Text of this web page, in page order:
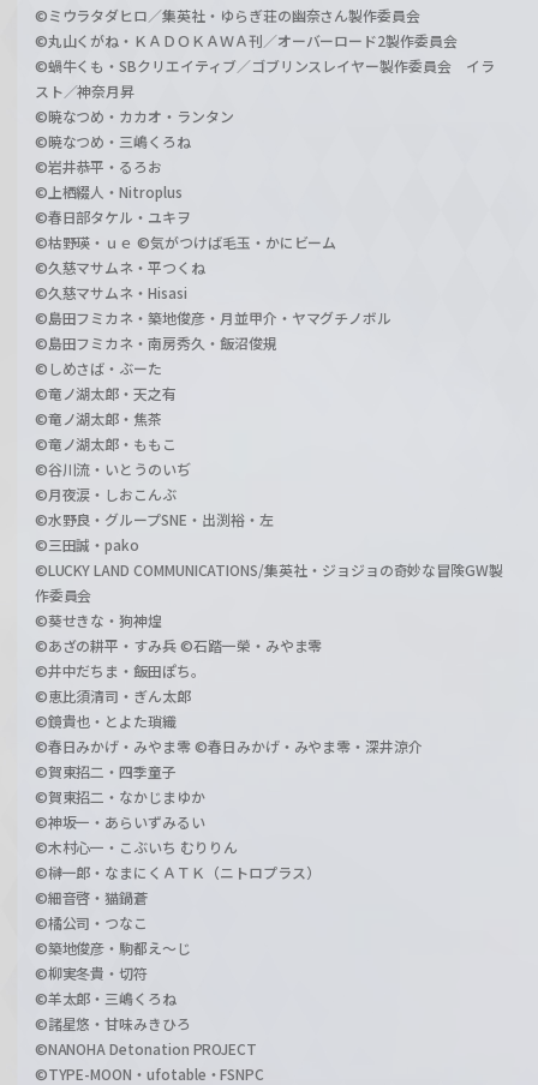
©ミウラタダヒロ／集英社・ゆらぎ荘の幽奈さん製作委員会
©丸山くがね・ＫＡＤＯＫＡＷＡ刊／オーバーロード2製作委員会
©蝸牛くも・SBクリエイティブ／ゴブリンスレイヤー製作委員会 イラ
スト／神奈月昇
©暁なつめ・カカオ・ランタン
©暁なつめ・三嶋くろね
©岩井恭平・るろお
©上栖綴人・Nitroplus
©春日部タケル・ユキヲ
©枯野瑛・ｕｅ ©気がつけば毛玉・かにビーム
©久慈マサムネ・平つくね
©久慈マサムネ・Hisasi
©島田フミカネ・築地俊彦・月並甲介・ヤマグチノボル
©島田フミカネ・南房秀久・飯沼俊規
©しめさば・ぶーた
©竜ノ湖太郎・天之有
©竜ノ湖太郎・焦茶
©竜ノ湖太郎・ももこ
©谷川流・いとうのいぢ
©月夜涙・しおこんぶ
©水野良・グループSNE・出渕裕・左
©三田誠・pako
©LUCKY LAND COMMUNICATIONS/集英社・ジョジョの奇妙な冒険GW製
作委員会
©葵せきな・狗神煌
©あざの耕平・すみ兵 ©石踏一榮・みやま零
©井中だちま・飯田ぽち。
©恵比須清司・ぎん太郎
©鏡貴也・とよた瑣織
©春日みかげ・みやま零 ©春日みかげ・みやま零・深井涼介
©賀東招二・四季童子
©賀東招二・なかじまゆか
©神坂一・あらいずみるい
©木村心一・こぶいち むりりん
©榊一郎・なまにくＡＴＫ（ニトロプラス）
©細音啓・猫鍋蒼
©橘公司・つなこ
©築地俊彦・駒都え～じ
©柳実冬貴・切符
©羊太郎・三嶋くろね
©諸星悠・甘味みきひろ
©NANOHA Detonation PROJECT
©TYPE-MOON・ufotable・FSNPC